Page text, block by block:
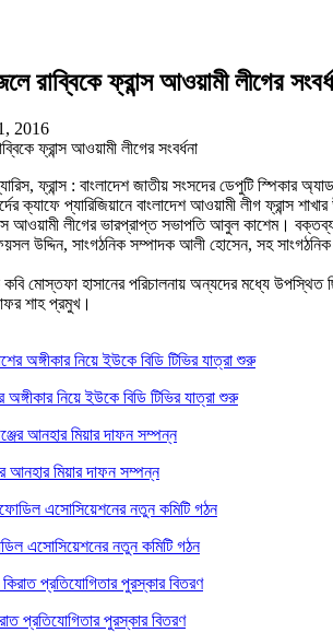
রাব্বিকে ফ্রান্স আওয়ামী লীগের
2016
ফ্রান্স : বাংলাদেশ জাতীয় সংসদের ডেপুটি স্পিকার
ক্যাফে প্যারিজিয়ানে বাংলাদেশ আওয়ামী লীগ ফ্রান্স
আওয়ামী লীগের ভারপ্রাপ্ত সভাপতি আবুল কাশেম। বক্তব্য
উদ্দিন, সাংগঠনিক সম্পাদক আলী হোসেন, সহ
কবি মোস্তফা হাসানের পরিচালনায় অন্যদের মধ্যে
শাহ প্রমুখ।
নিয়ে ইউকে বিডি টিভির যাত্রা শুরু
আনহার মিয়ার দাফন সম্পন্ন
এসোসিয়েশনের নতুন কমিটি গঠন
প্রতিযোগিতার পুরস্কার বিতরণ